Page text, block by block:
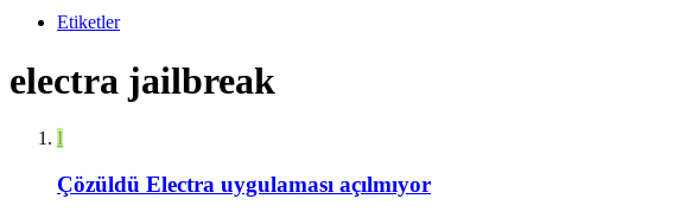
Etiketler
electra jailbreak
I
Çözüldü Electra uygulaması açılmıyor